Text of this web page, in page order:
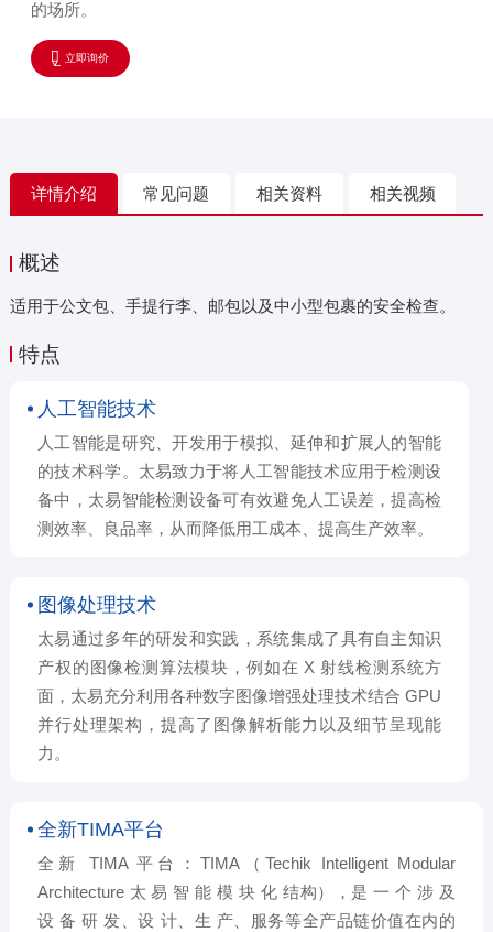
的场所。
立即询价
详情介绍 常见问题 相关资料 相关视频
概述
适用于公文包、手提行李、邮包以及中小型包裹的安全检查。
特点
人工智能技术
人工智能是研究、开发用于模拟、延伸和扩展人的智能
的技术科学。太易致力于将人工智能技术应用于检测设
备中，太易智能检测设备可有效避免人工误差，提高检
测效率、良品率，从而降低用工成本、提高生产效率。
图像处理技术
太易通过多年的研发和实践，系统集成了具有自主知识
产权的图像检测算法模块，例如在 X 射线检测系统方
面，太易充分利用各种数字图像增强处理技术结合 GPU
并行处理架构，提高了图像解析能力以及细节呈现能
力。
全新TIMA平台
全新 TIMA 平台：TIMA（Techik Intelligent Modular
Architecture 太 易 智 能 模 块 化 结构），是 一 个 涉 及
设 备 研 发、设 计、生 产、服务等全产品链价值在内的